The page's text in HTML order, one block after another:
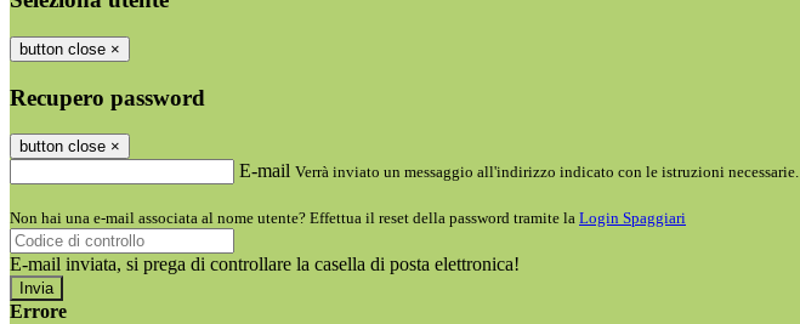
button close ×
Recupero password
button close ×
E-mail Verrà inviato un messaggio all'indirizzo indicato con le istruzioni necessarie.
Non hai una e-mail associata al nome utente? Effettua il reset della password tramite la Login Spaggiari
E-mail inviata, si prega di controllare la casella di posta elettronica!
Errore